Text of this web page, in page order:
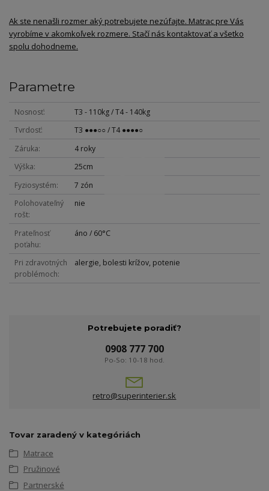
Ak ste nenašli rozmer aký potrebujete nezúfajte. Matrac pre Vás
vyrobíme v akomkoľvek rozmere. Stačí nás kontaktovať a všetko
spolu dohodneme.
Parametre
Nosnosť
T3 - 110kg / T4 - 140kg
Tvrdosť
T3 ●●●○○ / T4 ●●●●○
Záruka
4 roky
Výška
25cm
Fyziosystém
7 zón
Polohovateľný
rošt
nie
Prateľnosť
poťahu
áno / 60°C
Pri zdravotných
problémoch
alergie, bolesti krížov, potenie
Potrebujete poradiť?
0908 777 700
Po-So: 10-18 hod.
retro@superinterier.sk
Tovar zaradený v kategóriách
Matrace
Pružinové
Partnerské